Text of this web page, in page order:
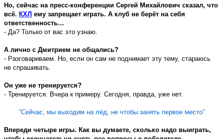
Но, сейчас на пресс-конференции Сергей Михайлович сказал, что
всё. КХЛ ему запрещает играть. А клуб не берёт на себя
ответственность…
- Да? Только от вас это узнаю.
А лично с Дмитрием не общались?
- Разговариваем. Но, если он сам не поднимает эту тему, стараюсь
не спрашивать.
Он уже не тренируется?
- Тренируется. Вчера к примеру. Сегодня, правда, уже нет.
“Сейчас, мы выходим на лёд, не чтобы занять первое место”
Впереди четыре игры. Как вы думаете, сколько надо выиграть,